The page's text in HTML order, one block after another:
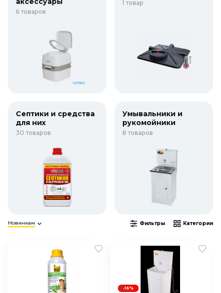
6 товаров
1 товар
Септики и средства
для них
30 товаров
Умывальники и
рукомойники
8 товаров
Новинкам Фильтры Категории
-16%